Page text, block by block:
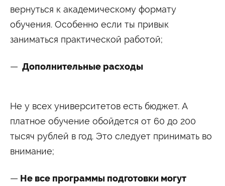
вернуться к академическому формату
обучения. Особенно если ты привык
заниматься практической работой;
Дополнительные расходы
Не у всех университетов есть бюджет. А
платное обучение обойдется от 60 до 200
тысяч рублей в год. Это следует принимать во
внимание;
Не все программы подготовки могут